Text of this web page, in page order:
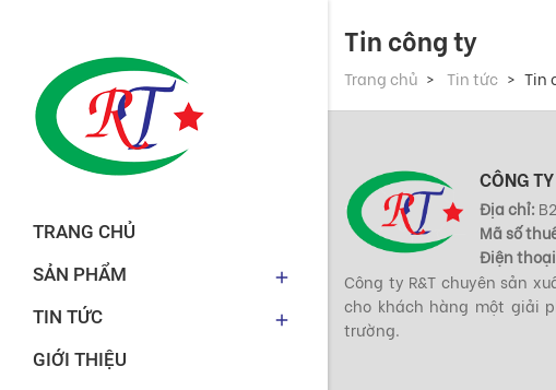
TRANG CHỦ
SẢN PHẨM
TIN TỨC
GIỚI THIỆU
Tin công ty
Trang chủ Tin tức Tin
CÔNG
Địa chỉ:
Mã số
Điện
Công ty R&T chuyên sản
cho khách hàng một giải
trường.